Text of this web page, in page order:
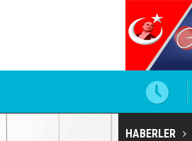
HABERLER